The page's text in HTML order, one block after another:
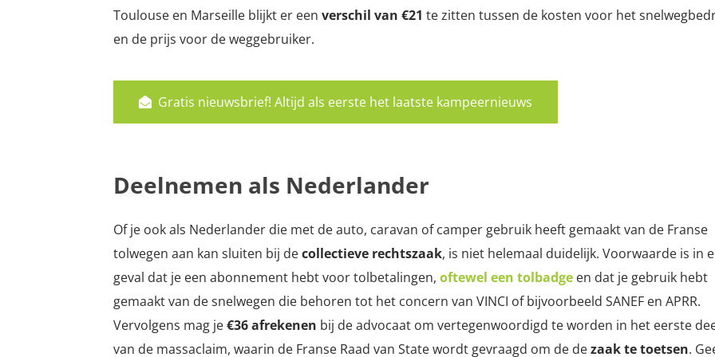
Toulouse en Marseille blijkt er een verschil van €21 te zitten tussen de kosten voor het
en de prijs voor de weggebruiker.
Gratis nieuwsbrief! Altijd als eerste het laatste kampeernieuws
Deelnemen als Nederlander
Of je ook als Nederlander die met de auto, caravan of camper gebruik heeft gemaakt van de Franse
tolwegen aan kan sluiten bij decollectieve rechtszaak, is niet helemaal duidelijk. Voorwaarde is in
geval dat je een abonnement hebt voor tolbetalingen, oftewel een tolbadge en dat je gebruik hebt
gemaakt van de snelwegen die behoren tot het concern van VINCI of bijvoorbeeld SANEF en APRR.
Vervolgens mag je€36 afrekenen bij de advocaat om vertegenwoordigd te worden in het eerste
van de massaclaim, waarin de Franse Raad van State wordt gevraagd om de dezaak te toetsen.